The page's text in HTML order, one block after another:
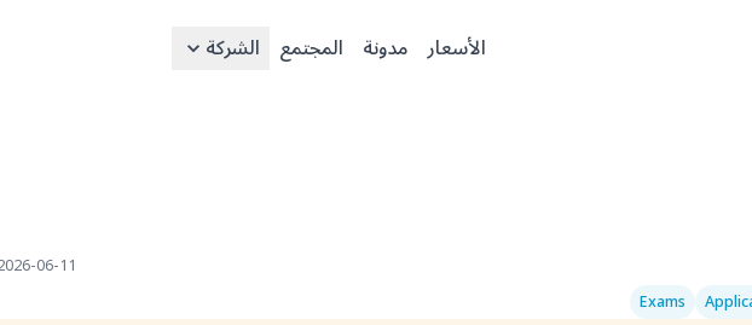
الأسعار مدونة المجتمع الشركة
Exams
06-11 11:32 UTC